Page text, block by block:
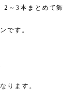
2～3本まとめて
です。
ります。